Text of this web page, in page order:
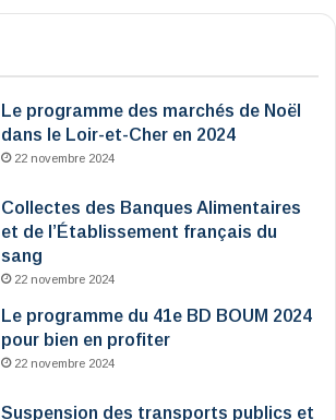
Le programme des marchés de Noël
dans le Loir-et-Cher en 2024
22 novembre 2024
Collectes des Banques Alimentaires
et de l’Établissement français du
sang
22 novembre 2024
Le programme du 41e BD BOUM 2024
pour bien en profiter
22 novembre 2024
Suspension des transports publics et